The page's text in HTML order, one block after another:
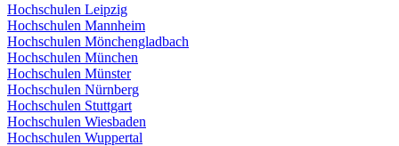
Hochschulen Leipzig
Hochschulen Mannheim
Hochschulen Mönchengladbach
Hochschulen München
Hochschulen Münster
Hochschulen Nürnberg
Hochschulen Stuttgart
Hochschulen Wiesbaden
Hochschulen Wuppertal